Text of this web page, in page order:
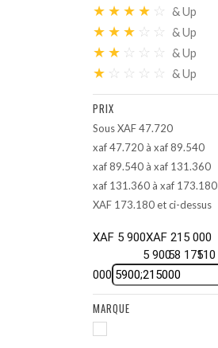
★ ★ ★ ★ ☆ & Up
★ ★ ★ ☆ ☆ & Up
★ ★ ☆ ☆ ☆ & Up
★ ☆ ☆ ☆ ☆ & Up
PRIX
Sous XAF 47.720
xaf 47.720 à xaf 89.540
xaf 89.540 à xaf 131.360
xaf 131.360 à xaf 173.180
XAF 173.180 et ci-dessus
XAF 5 900XAF 215 000
5 90058 175110
000
MARQUE